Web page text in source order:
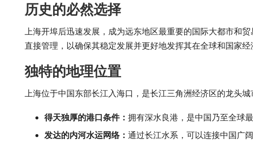
历史的必然选择
上海开埠后迅速发展，成为远东地区最重要的国际大都市和
直接管理，以确保其稳定发展并更好地发挥其在全球和国家
独特的地理位置
上海位于中国东部长江入海口，是长江三角洲经济区的龙头城
得天独厚的港口条件： 拥有深水良港，是中国乃至全球
发达的内河水运网络： 通过长江水系，可以连接中国广阔